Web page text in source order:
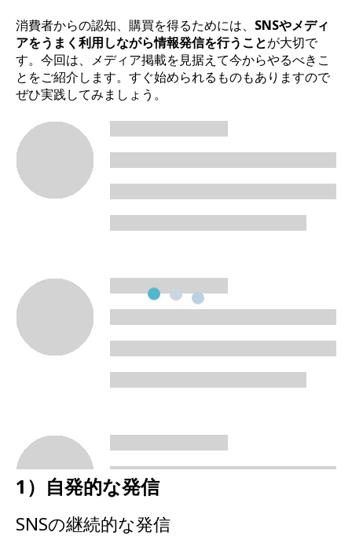
消費者からの認知、購買を得るためには、 SNSやメディ
アをうまく利用しながら情報発信を行うことが大切で
す。今回は、メディア掲載を見据えて今からやるべきこ
とをご紹介します。すぐ始められるものもありますので
ぜひ実践してみましょう。
1）自発的な発信
SNSの継続的な発信